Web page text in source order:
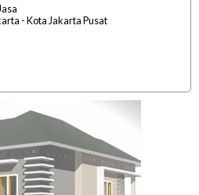
- Kota Jakarta Pusat